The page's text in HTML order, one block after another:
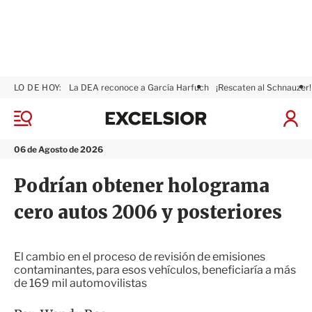
M
n
06 de Agosto de 2026
LO DE HOY: La DEA reconoce a García Harfuch ¡Rescaten al Schnauzer!
I
ó
x
i
o
r
Podrían obtener holograma
cero autos 2006 y posteriores
El cambio en el proceso de revisión de emisiones
contaminantes, para esos vehículos, beneficiaría a más
de 169 mil automovilistas